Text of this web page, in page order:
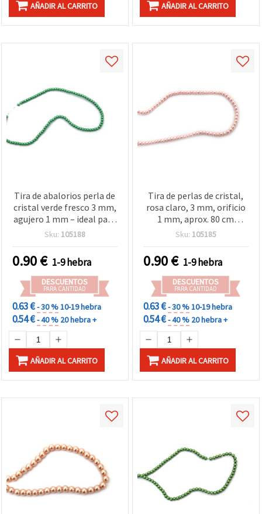
AÑADIR AL CARRITO AÑADIR AL CARRITO
Tira de abalorios perla de
cristal verde fresco 3 mm,
agujero 1 mm – ideal para
bisutería, accesorios y
(~220 uds)
Sku: 105188
0.90€ 1-9 hebra
DESCUENTOS
PARA CANTIDAD
0.63 €- 30 %10-19 hebra
0.54 €- 40 % 20 hebra +
AÑADIR AL CARRITO
Tira de perlas de cristal,
rosa claro, 3 mm, orificio
1 mm, aprox. 80 cm
(aprox. 220 uds)
Sku: 105185
0.90€ 1-9 hebra
DESCUENTOS
PARA CANTIDAD
0.63 €- 30 %10-19 hebra
0.54 €- 40 % 20 hebra +
AÑADIR AL CARRITO